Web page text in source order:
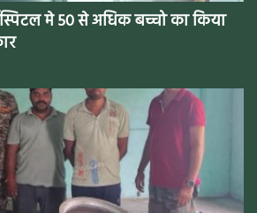
मे 50 से अधिक बच्चो का किया